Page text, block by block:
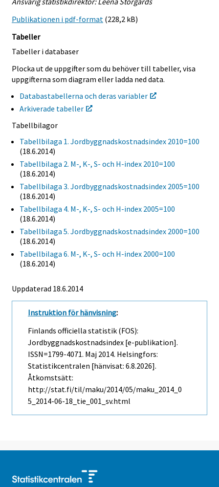
Publikationen i pdf-format (228,2 kB)
Tabeller
Tabeller i databaser
Plocka ut de uppgifter som du behöver till tabeller, visa
uppgifterna som diagram eller ladda ned data.
Databastabellerna och deras variabler
Arkiverade tabeller
Tabellbilagor
Tabellbilaga 1. Jordbyggnadskostnadsindex 2010=100
(18.6.2014)
Tabellbilaga 2. M-, K-, S- och H-index 2010=100
(18.6.2014)
Tabellbilaga 3. Jordbyggnadskostnadsindex 2005=100
(18.6.2014)
Tabellbilaga 4. M-, K-, S- och H-index 2005=100
(18.6.2014)
Tabellbilaga 5. Jordbyggnadskostnadsindex 2000=100
(18.6.2014)
Tabellbilaga 6. M-, K-, S- och H-index 2000=100
(18.6.2014)
Uppdaterad 18.6.2014
Instruktion för hänvisning:
Finlands officiella statistik (FOS):
Jordbyggnadskostnadsindex [e-publikation].
ISSN=1799-4071. Maj 2014. Helsingfors:
Statistikcentralen [hänvisat: 6.8.2026].
Åtkomstsätt:
http://stat.fi/til/maku/2014/05/maku_2014_0
5_2014-06-18_tie_001_sv.html